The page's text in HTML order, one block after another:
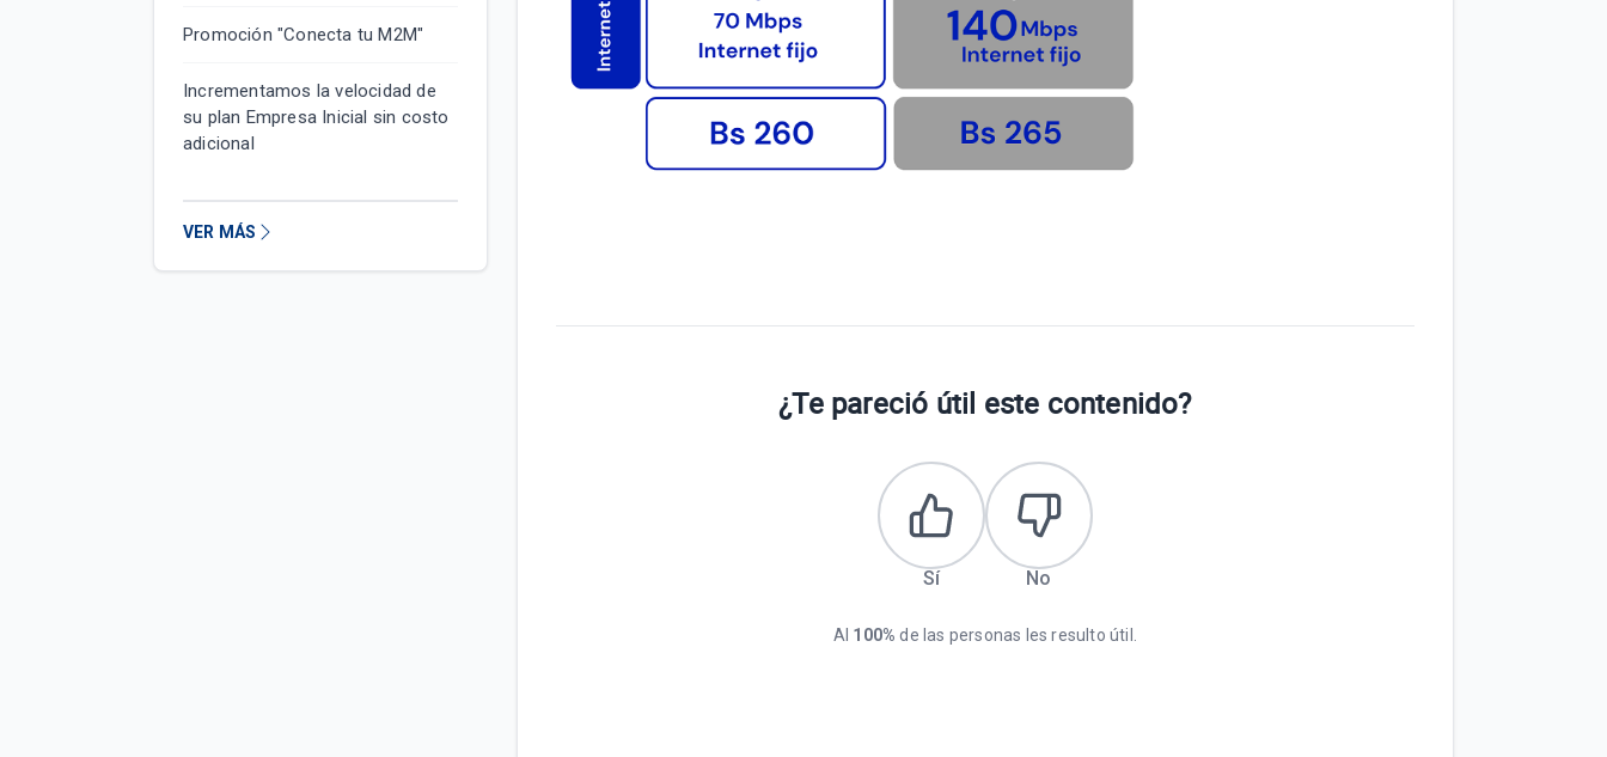
Promoción "Conecta tu M2M"
Incrementamos la velocidad de
su plan Empresa Inicial sin costo
adicional
VER MÁS
¿Te pareció útil este contenido?
Sí No
Al 100% de las personas les resulto útil.